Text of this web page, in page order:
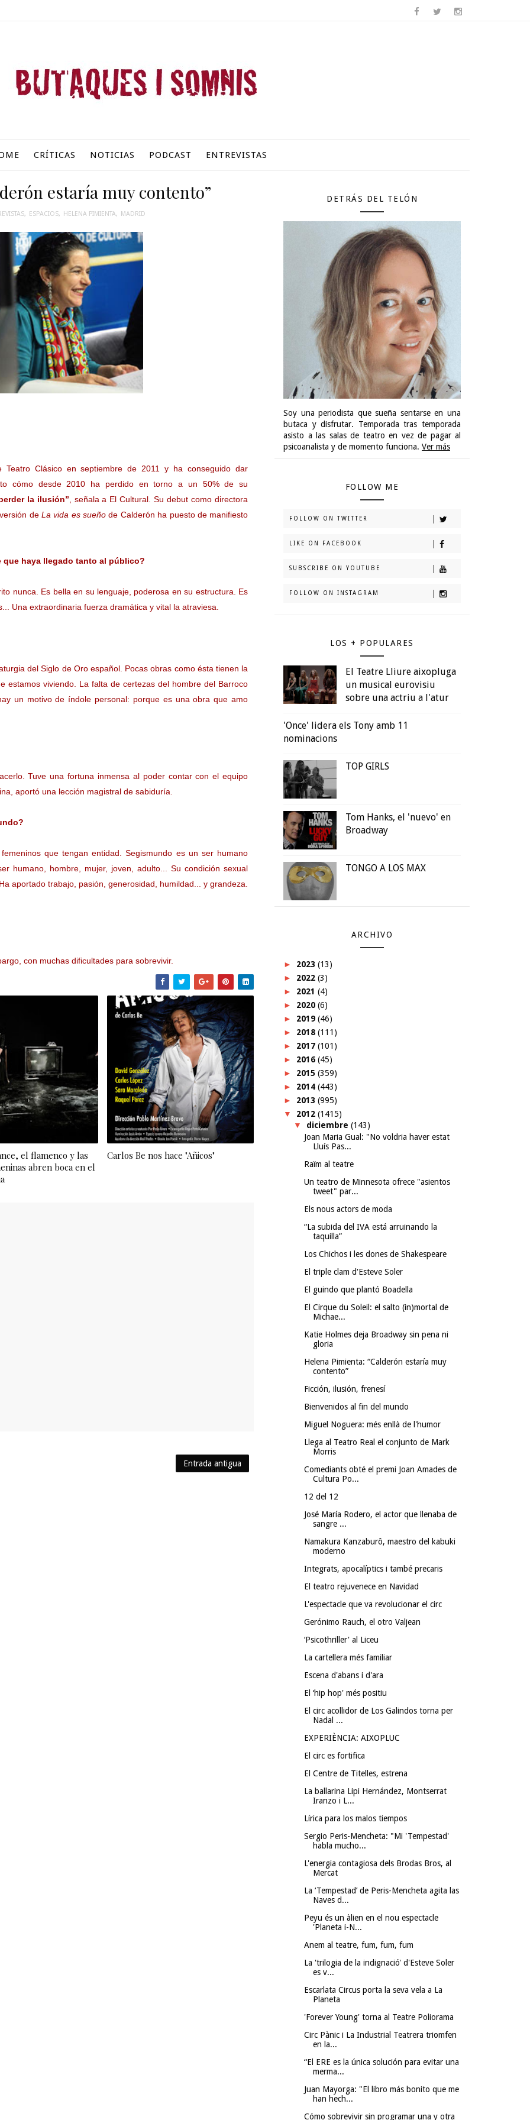
CRÍTICAS NOTICIAS PODCAST ENTREVISTAS
estaría muy contento”
, ESPACIOS, HELENA PIMIENTA, MADRID
Clásico en septiembre de 2011 y ha conseguido dar
cómo desde 2010 ha perdido en torno a un 50% de su
la ilusión” , señala a El Cultural. Su debut como directora
deLa vida es sueño de Calderón ha puesto de manifiesto
haya llegado tanto al público?
nunca. Es bella en su lenguaje, poderosa en su estructura. Es
Una extraordinaria fuerza dramática y vital la atraviesa.
del Siglo de Oro español. Pocas obras como ésta tienen la
estamos viviendo. La falta de certezas del hombre del Barroco
un motivo de índole personal: porque es una obra que amo
Tuve una fortuna inmensa al poder contar con el equipo
aportó una lección magistral de sabiduría.
que tengan entidad. Segismundo es un ser humano
humano, hombre, mujer, joven, adulto... Su condición sexual
aportado trabajo, pasión, generosidad, humildad... y grandeza.
con muchas dificultades para sobrevivir.
el flamenco y las
abren boca en el
Carlos Be nos hace "Añicos"
Entrada antigua
DETRÁS DEL TELÓN
Soy una periodista que sueña sentarse en una
butaca y disfrutar. Temporada tras temporada
asisto a las salas de teatro en vez de pagar al
psicoanalista y de momento funciona. Ver más
FOLLOW ME
FOLLOW ON TWITTER
LIKE ON FACEBOOK
SUBSCRIBE ON YOUTUBE
FOLLOW ON INSTAGRAM
LOS + POPULARES
El Teatre Lliure aixopluga
un musical eurovisiu
sobre una actriu a l'atur
'Once' lidera els Tony amb 11
nominacions
TOP GIRLS
Tom Hanks, el 'nuevo' en
Broadway
TONGO A LOS MAX
ARCHIVO
► 2023 (13)
► 2022 (3)
► 2021 (4)
► 2020 (6)
► 2019 (46)
► 2018 (111)
► 2017 (101)
► 2016 (45)
► 2015 (359)
► 2014 (443)
► 2013 (995)
▼ 2012 (1415)
▼ diciembre (143)
Joan Maria Gual: "No voldria haver estat
Lluís Pas...
Raïm al teatre
Un teatro de Minnesota ofrece "asientos
tweet" par...
Els nous actors de moda
“La subida del IVA está arruinando la
taquilla”
Los Chichos i les dones de Shakespeare
El triple clam d'Esteve Soler
El guindo que plantó Boadella
El Cirque du Soleil: el salto (in)mortal de
Michae...
Katie Holmes deja Broadway sin pena ni
gloria
Helena Pimienta: “Calderón estaría muy
contento”
Ficción, ilusión, frenesí
Bienvenidos al fin del mundo
Miguel Noguera: més enllà de l'humor
Llega al Teatro Real el conjunto de Mark
Morris
Comediants obté el premi Joan Amades de
Cultura Po...
12 del 12
José María Rodero, el actor que llenaba de
sangre ...
Namakura Kanzaburô, maestro del kabuki
moderno
Integrats, apocalíptics i també precaris
El teatro rejuvenece en Navidad
L'espectacle que va revolucionar el circ
Gerónimo Rauch, el otro Valjean
‘Psicothriller' al Liceu
La cartellera més familiar
Escena d'abans i d'ara
El ‘hip hop' més positiu
El circ acollidor de Los Galindos torna per
Nadal ...
EXPERIÈNCIA: AIXOPLUC
El circ es fortifica
El Centre de Titelles, estrena
La ballarina Lipi Hernández, Montserrat
Iranzo i L...
Lírica para los malos tiempos
Sergio Peris-Mencheta: "Mi 'Tempestad'
habla mucho...
L'energia contagiosa dels Brodas Bros, al
Mercat
La ‘Tempestad’ de Peris-Mencheta agita las
Naves d...
Peyu és un àlien en el nou espectacle
'Planeta i-N...
Anem al teatre, fum, fum, fum
La 'trilogia de la indignació' d'Esteve Soler
es v...
Escarlata Circus porta la seva vela a La
Planeta
'Forever Young' torna al Teatre Poliorama
Circ Pànic i La Industrial Teatrera triomfen
en la...
“El ERE es la única solución para evitar una
merma...
Juan Mayorga: "El libro más bonito que me
han hech...
Cómo sobrevivir sin programar una y otra